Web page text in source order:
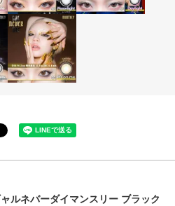
ルネバーダイマンスリー ブラック